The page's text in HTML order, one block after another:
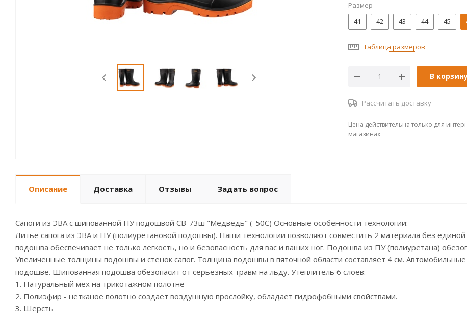
Размер
41
42 43 44 45
Таблица размеров
В
Рассчитать доставку
Цена действительна только для
магазинах
Описание Доставка Отзывы Задать вопрос
Сапоги из ЭВА с шипованной ПУ подошвой СВ-73ш "Медведь" (-50С) Основные особенности технологии:
Литье сапога из ЭВА и ПУ (полиуретановой подошвы). Наши технологии позволяют совместить 2 материала без
подошва обеспечивает не только легкость, но и безопасность для вас и ваших ног. Подошва из ПУ (полиуретана)
Увеличенные толщины подошвы и стенок сапог. Толщина подошвы в пяточной области составляет 4 см.
подошве. Шипованная подошва обезопасит от серьезных травм на льду. Утеплитель 6 слоёв:
1. Натуральный мех на трикотажном полотне
2. Полиэфир - нетканое полотно создает воздушную прослойку, обладает гидрофобными свойствами.
3. Шерсть